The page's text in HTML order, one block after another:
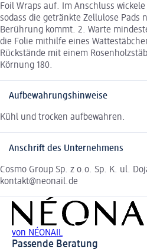
Foil Wraps auf. Im Anschluss
sodass die getränkte Zellulose Pads
Berührung kommt. 2. Warte
die Folie mithilfe eines
Rückstände mit einem
Körnung 180.
Aufbewahrungshinweise
Kühl und trocken aufbewahren.
Anschrift des Unternehmens
Cosmo Group Sp. z o.o. Sp. K. ul.
kontakt@neonail.de
von NÉONAIL
Passende Beratung